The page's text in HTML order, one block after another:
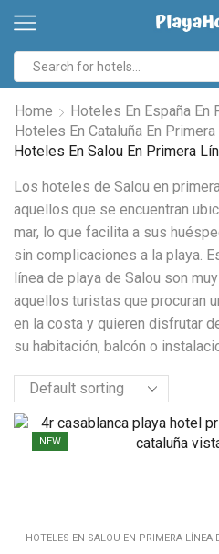
Home
Hoteles En España En
Hoteles En Cataluña En
Hoteles En Salou En Primera
Los hoteles de Salou en
aquellos que se encuentran
mar, lo que facilita a sus
sin complicaciones a la playa.
línea de playa de Salou son
aquellos turistas que procuran
en la costa y quieren disfrutar
su habitación, balcón o
NEW
HOTELES EN SALOU EN PRIMERA LÍNEA